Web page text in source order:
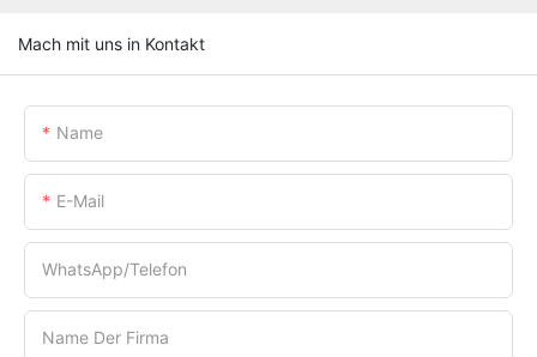
Mach mit uns in Kontakt
Name
E-Mail
WhatsApp/Telefon
Name Der Firma